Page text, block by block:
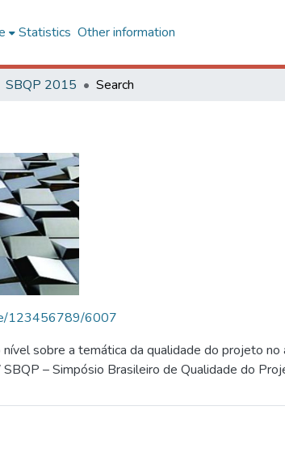
Statistics Other information
SBQP 2015 Search
123456789/6007
sobre a temática da qualidade do projeto
– Simpósio Brasileiro de Qualidade do